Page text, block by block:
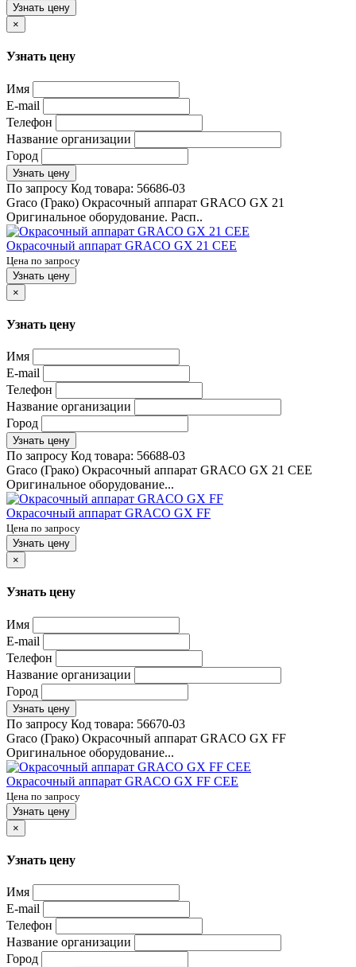
Узнать цену
×
Узнать цену
Имя
E-mail
Телефон
Название организации
Город
Узнать цену
По запросу Код товара: 56686-03
Graco (Грако) Окрасочный аппарат GRACO GX 21
Оригинальное оборудование. Расп..
Окрасочный аппарат GRACO GX 21 CEE
Цена по запросу
Узнать цену
×
Узнать цену
Имя
E-mail
Телефон
Название организации
Город
Узнать цену
По запросу Код товара: 56688-03
Graco (Грако) Окрасочный аппарат GRACO GX 21 CEE
Оригинальное оборудование...
Окрасочный аппарат GRACO GX FF
Цена по запросу
Узнать цену
×
Узнать цену
Имя
E-mail
Телефон
Название организации
Город
Узнать цену
По запросу Код товара: 56670-03
Graco (Грако) Окрасочный аппарат GRACO GX FF
Оригинальное оборудование...
Окрасочный аппарат GRACO GX FF CEE
Цена по запросу
Узнать цену
×
Узнать цену
Имя
E-mail
Телефон
Название организации
Город